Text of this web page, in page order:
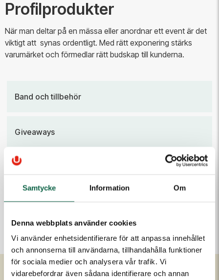
Samtycke Information Om
Denna webbplats använder cookies
Vi använder enhetsidentifierare för att anpassa innehållet
och annonserna till användarna, tillhandahålla funktioner
för sociala medier och analysera vår trafik. Vi
vidarebefordrar även sådana identifierare och annan
Profilprodukter
När man deltar på en mässa eller anordnar ett event är det
viktigt att synas ordentligt. Med rätt exponering stärks
varumärket och förmedlar rätt budskap till kunderna.
Band och tillbehör
Giveaways
Pins och Märken
Övrig Profil